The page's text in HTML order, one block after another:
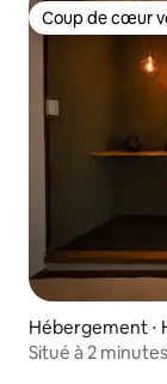
Coup de cœur
Coup de cœur
Hébergement ⋅
Situé à 2